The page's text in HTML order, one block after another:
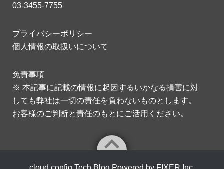
03-3455-7755
プライバシーポリシー
個人情報の取扱いについて
免責事項
※ 本記事に記載の情報に起因するいかなる損害に対
しても弊社は一切の責任を負わないものとします。
お客様のご判断と責任のもとにご活用ください。